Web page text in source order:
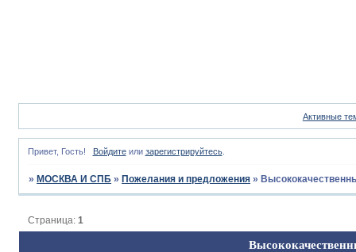
Активные
Привет, Гость! Войдитеили зарегистрируйтесь.
» МОСКВА И СПБ » Пожелания и предложения »
Страница:1